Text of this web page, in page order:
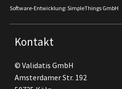
Software-Entwicklung: SimpleThings GmbH
Kontakt
© Validatis GmbH
Amsterdamer Str. 192